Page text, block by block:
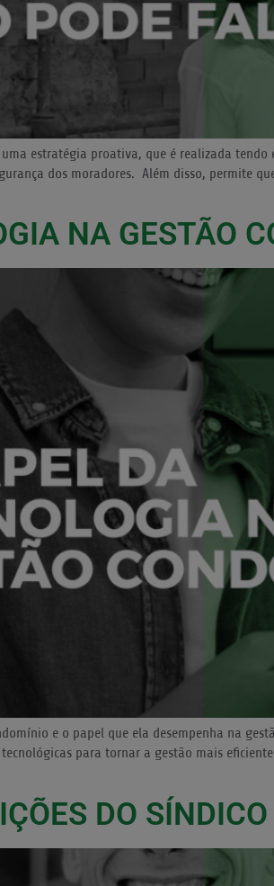
estratégia proativa, que é realizada
dos moradores. Além disso, permite
NA GESTÃO
e o papel que ela desempenha na
para tornar a gestão mais
DO SÍNDICO